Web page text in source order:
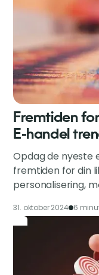
Fremtiden
E-handel
Opdag de nyeste
fremtiden for din
personalisering,
31. oktober 2024 6